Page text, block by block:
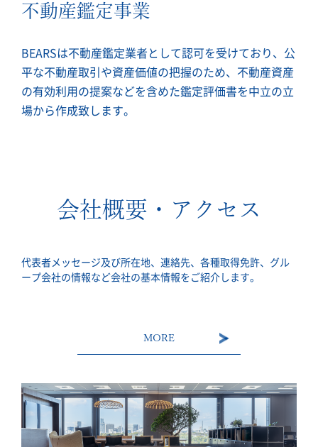
不動産鑑定事業
BEARSは不動産鑑定業者として認可を受けており、公
平な不動産取引や資産価値の把握のため、不動産資産
の有効利用の提案などを含めた鑑定評価書を中立の立
場から作成致します。
会社概要・アクセス
代表者メッセージ及び所在地、連絡先、各種取得免許、グル
ープ会社の情報など会社の基本情報をご紹介します。
MORE